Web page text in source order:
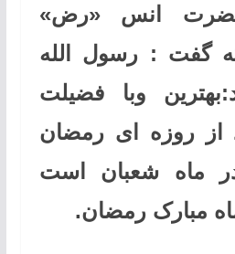
انس «رض»
گفت : رسول الله
وبا فضیلت
از روزه ای رمضان
ماه شعبان است
مبارک رمضان.